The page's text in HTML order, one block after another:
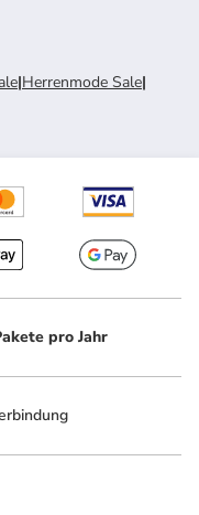
|Herrenmode Sale|
pro Jahr